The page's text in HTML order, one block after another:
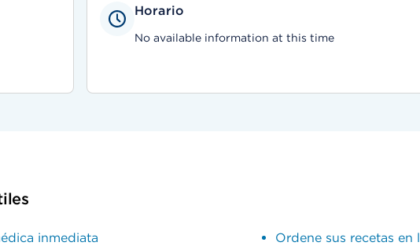
Horario
No available information at this time
inmediata
Ordene sus recetas en